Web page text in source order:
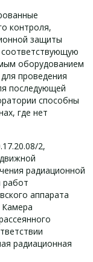
контроля,
защиты
оборудованием
проведения
последующей
способны
где нет
2,
радиационной
работ
аппарата
радиационная